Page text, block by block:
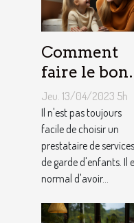
Comment
faire le bon
choix entre
une crèche
une
assistante
maternelle
Jeu. 13/04/2023 5h
Il n'est pas toujours
facile de choisir un
prestataire de services
de garde d'enfants. Il
normal d'avoir...